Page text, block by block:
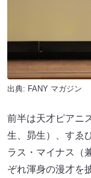
出典: FANY マガジン
前半は天才ピアニ
生、昴生）、すゑ
ラス・マイナス（
ぞれ渾身の漫才を